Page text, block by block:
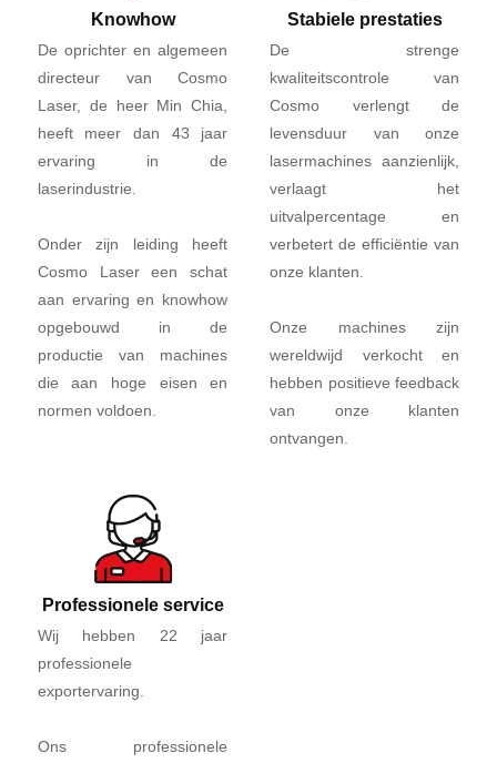
Knowhow
De oprichter en algemeen
directeur van Cosmo
Laser, de heer Min Chia,
heeft meer dan 43 jaar
ervaring in de
laserindustrie.
Onder zijn leiding heeft
Cosmo Laser een schat
aan ervaring en knowhow
opgebouwd in de
productie van machines
die aan hoge eisen en
normen voldoen.
Stabiele prestaties
De strenge
kwaliteitscontrole van
Cosmo verlengt de
levensduur van onze
lasermachines aanzienlijk,
verlaagt het
uitvalpercentage en
verbetert de efficiëntie van
onze klanten.
Onze machines zijn
wereldwijd verkocht en
hebben positieve feedback
van onze klanten
ontvangen.
Professionele service
Wij hebben 22 jaar
professionele
exportervaring.
Ons professionele